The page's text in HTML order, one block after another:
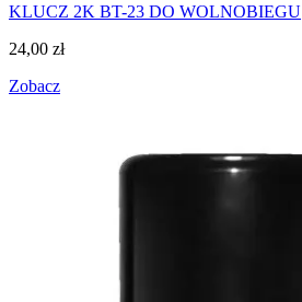
KLUCZ 2K BT-23 DO WOLNOBIEGU
24,00 zł
Zobacz